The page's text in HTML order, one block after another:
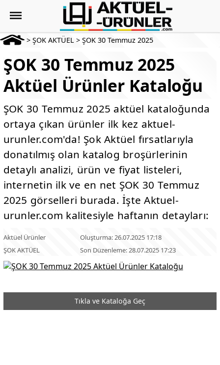
> ŞOK AKTÜEL > ŞOK 30 Temmuz 2025
ŞOK 30 Temmuz 2025
Aktüel Ürünler Kataloğu
ŞOK 30 Temmuz 2025 aktüel kataloğunda
ortaya çıkan ürünler ilk kez aktuel-
urunler.com'da! Şok Aktüel fırsatlarıyla
donatılmış olan katalog broşürlerinin
detaylı analizi, ürün ve fiyat listeleri,
internetin ilk ve en net ŞOK 30 Temmuz
2025 görselleri burada. İşte Aktuel-
urunler.com kalitesiyle haftanın detayları:
Aktüel Ürünler
ŞOK AKTÜEL
Oluşturma: 26.07.2025 17:18
Son Düzenleme: 28.07.2025 17:23
Tıkla ve Kataloğa Geç